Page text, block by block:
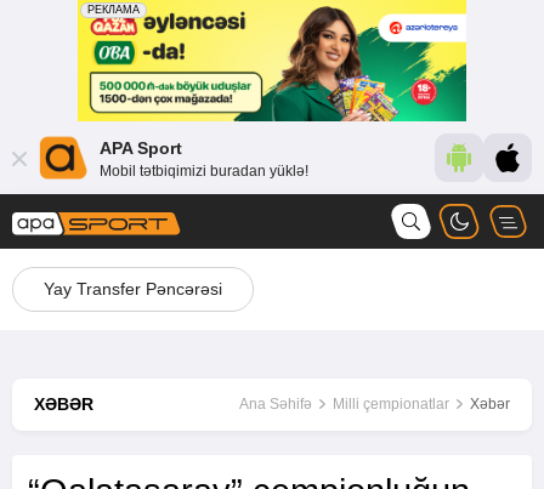
APA Sport
Mobil tətbiqimizi buradan yüklə!
Yay Transfer Pəncərəsi
XƏBƏR Ana Səhifə Milli çempionatlar Xəbər